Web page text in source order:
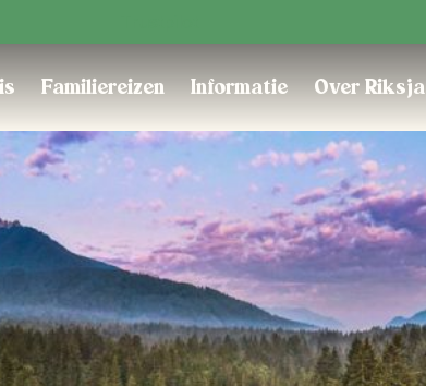
Familiereizen Informatie Over Riksja